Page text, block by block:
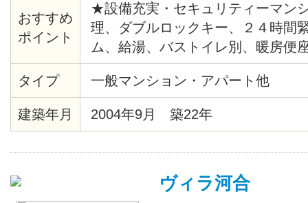
おすすめ
ポイント
★設備充実・セキュリティーマ
理、ダブルロックキー、２４時間
ム、給湯、バストイレ別、暖房便
クッションフロア、各居室照明、
ル、クローゼット、シューズボッ
ン、ゴミ置場、駐輪場、地上デジ
ＴＶ（CATV会社名 ：埼玉ケーブ
タイプ 一般マンション・アパート他
建築年月 2004年9月 築22年
ヴィラ河合